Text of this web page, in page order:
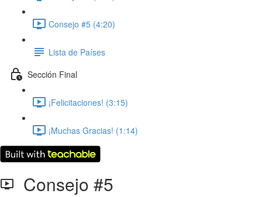
Consejo #5 (4:20)
Lista de Países
Sección Final
¡Felicitaciones! (3:15)
¡Muchas Gracias! (1:14)
Consejo #5